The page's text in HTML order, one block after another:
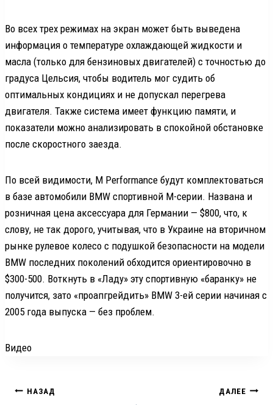
Во всех трех режимах на экран может быть выведена
информация о температуре охлаждающей жидкости и
масла (только для бензиновых двигателей) с точностью до
градуса Цельсия, чтобы водитель мог судить об
оптимальных кондициях и не допускал перегрева
двигателя. Также система имеет функцию памяти, и
показатели можно анализировать в спокойной обстановке
после скоростного заезда.
По всей видимости, M Performance будут комплектоваться
в базе автомобили BMW спортивной M-серии. Названа и
розничная цена аксессуара для Германии — $800, что, к
слову, не так дорого, учитывая, что в Украине на вторичном
рынке рулевое колесо с подушкой безопасности на модели
BMW последних поколений обходится ориентировочно в
$300-500. Воткнуть в «Ладу» эту спортивную «баранку» не
получится, зато «проапгрейдить» BMW 3-ей серии начиная с
2005 года выпуска — без проблем.
Видео
Навигация
НАЗАД ДАЛЕЕ